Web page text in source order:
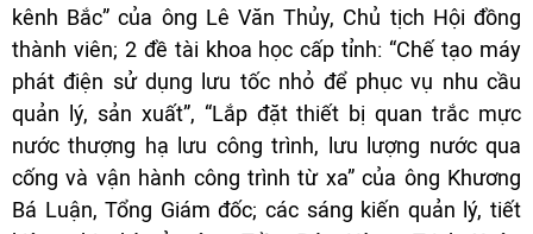
kênh Bắc” của ông Lê Văn Thủy, Chủ tịch Hội đồng
thành viên; 2 đề tài khoa học cấp tỉnh: “Chế tạo máy
phát điện sử dụng lưu tốc nhỏ để phục vụ nhu cầu
quản lý, sản xuất”, “Lắp đặt thiết bị quan trắc mực
nước thượng hạ lưu công trình, lưu lượng nước qua
cống và vận hành công trình từ xa” của ông Khương
Bá Luận, Tổng Giám đốc; các sáng kiến quản lý, tiết